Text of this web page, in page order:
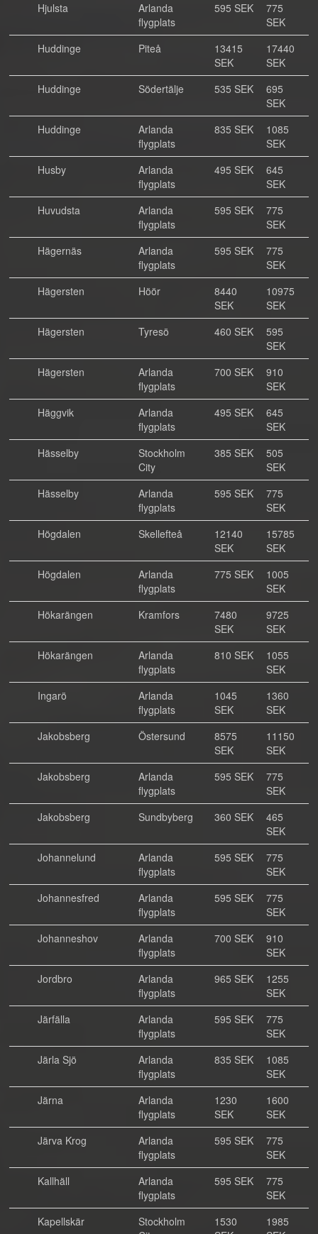
Hjulsta
Arlanda
flygplats
595 SEK
775
SEK
Huddinge
Piteå
13415
SEK
17440
SEK
Huddinge
Södertälje 535 SEK
695
SEK
Huddinge
Arlanda
flygplats
835 SEK
1085
SEK
Husby
Arlanda
flygplats
495 SEK
645
SEK
Huvudsta
Arlanda
flygplats
595 SEK
775
SEK
Hägernäs
Arlanda
flygplats
595 SEK
775
SEK
Hägersten
Höör
8440
SEK
10975
SEK
Hägersten
Tyresö 460 SEK
595
SEK
Hägersten
Arlanda
flygplats
700 SEK
910
SEK
Häggvik
Arlanda
flygplats
495 SEK
645
SEK
Hässelby
Stockholm
City
385 SEK
505
SEK
Hässelby
Arlanda
flygplats
595 SEK
775
SEK
Högdalen
Skellefteå
12140
SEK
15785
SEK
Högdalen
Arlanda
flygplats
775 SEK
1005
SEK
Hökarängen
Kramfors
7480
SEK
9725
SEK
Hökarängen
Arlanda
flygplats
810 SEK
1055
SEK
Ingarö
Arlanda
flygplats
1045
SEK
1360
SEK
Jakobsberg
Östersund
8575
SEK
11150
SEK
Jakobsberg
Arlanda
flygplats
595 SEK
775
SEK
Jakobsberg
Sundbyberg 360 SEK
465
SEK
Johannelund
Arlanda
flygplats
595 SEK
775
SEK
Johannesfred
Arlanda
flygplats
595 SEK
775
SEK
Johanneshov
Arlanda
flygplats
700 SEK
910
SEK
Jordbro
Arlanda
flygplats
965 SEK
1255
SEK
Järfälla
Arlanda
flygplats
595 SEK
775
SEK
Järla Sjö
Arlanda
flygplats
835 SEK
1085
SEK
Järna
Arlanda
flygplats
1230
SEK
1600
SEK
Järva Krog
Arlanda
flygplats
595 SEK
775
SEK
Kallhäll
Arlanda
flygplats
595 SEK
775
SEK
Kapellskär
Stockholm
1530
1985